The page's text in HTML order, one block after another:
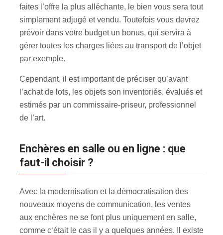
faites l’offre la plus alléchante, le bien vous sera tout
simplement adjugé et vendu. Toutefois vous devrez
prévoir dans votre budget un bonus, qui servira à
gérer toutes les charges liées au transport de l’objet
par exemple.
Cependant, il est important de préciser qu’avant
l’achat de lots, les objets son inventoriés, évalués et
estimés par un commissaire-priseur, professionnel
de l’art.
Enchères en salle ou en ligne : que
faut-il choisir ?
Avec la modernisation et la démocratisation des
nouveaux moyens de communication, les ventes
aux enchères ne se font plus uniquement en salle,
comme c‘était le cas il y a quelques années. Il existe